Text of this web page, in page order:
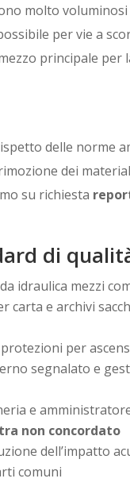
molto voluminosi
per vie a
principale per
delle norme
dei
su richiesta
di
idraulica mezzi
carta e archivi
per
segnalato e
e
non concordato
dell’impatto
comuni